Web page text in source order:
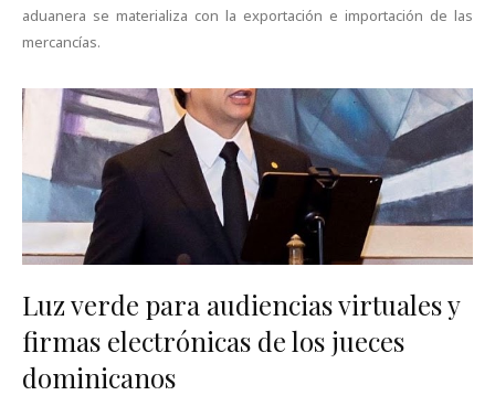
aduanera se materializa con la exportación e importación de las
mercancías.
Luz verde para audiencias virtuales y
firmas electrónicas de los jueces
dominicanos